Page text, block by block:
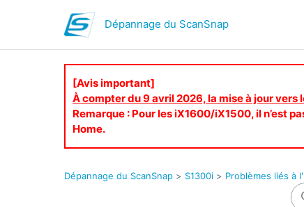
Dépannage du ScanSnap
[Avis important]
À compter du 9 avril 2026, la mise à jour
Remarque : Pour les iX1600/iX1500, il n’est
Home.
Dépannage du ScanSnap S1300i Problèmes liés à